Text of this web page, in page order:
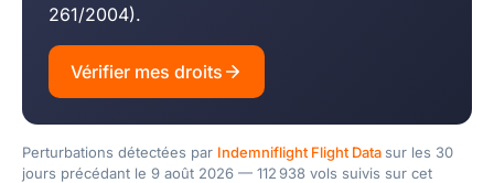
261/2004).
Vérifier mes droits
Perturbations détectées par Indemniflight Flight Data sur les 30
jours précédant le 9 août 2026 — 112 938 vols suivis sur cet